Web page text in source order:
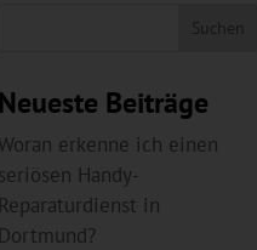
Neueste Beiträge
Woran erkenne ich einen
seriösen Handy-
Reparaturdienst in
Dortmund?